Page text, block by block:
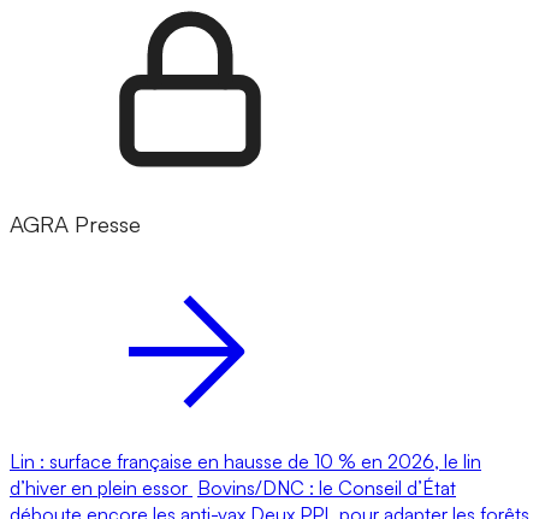
AGRA Presse
Lin : surface française en hausse de 10 % en 2026, le lin
d’hiver en plein essor Bovins/DNC : le Conseil d’État
déboute encore les anti-vax Deux PPL pour adapter les forêts